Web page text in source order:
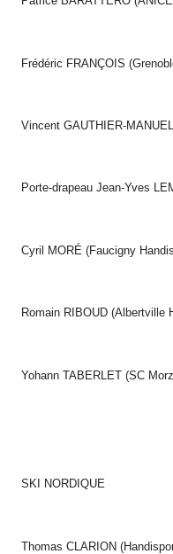
Frédéric FRANÇOIS
Vincent GAUTHIER-
Porte-drapeau Jean-Yves
Cyril MORÉ (Faucigny
Romain RIBOUD (Albertville
Yohann TABERLET (SC
SKI NORDIQUE
Thomas CLARION